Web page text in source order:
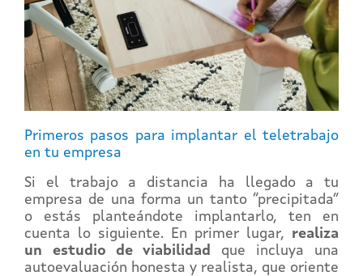
Primeros pasos para implantar el teletrabajo
en tu empresa
Si el trabajo a distancia ha llegado a tu
empresa de una forma un tanto “precipitada”
o estás planteándote implantarlo, ten en
cuenta lo siguiente. En primer lugar, realiza
un
estudio de viabilidad
que incluya una
autoevaluación honesta y realista, que oriente